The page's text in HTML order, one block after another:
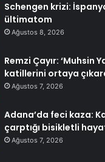
Schengen krizi:
ültimatom
Ağustos 8, 2026
Remzi Çayır: ‘Muhsin
katillerini ortaya
Ağustos 7, 2026
Adana’da feci kaza:
çarptığı bisikletli
Ağustos 7, 2026